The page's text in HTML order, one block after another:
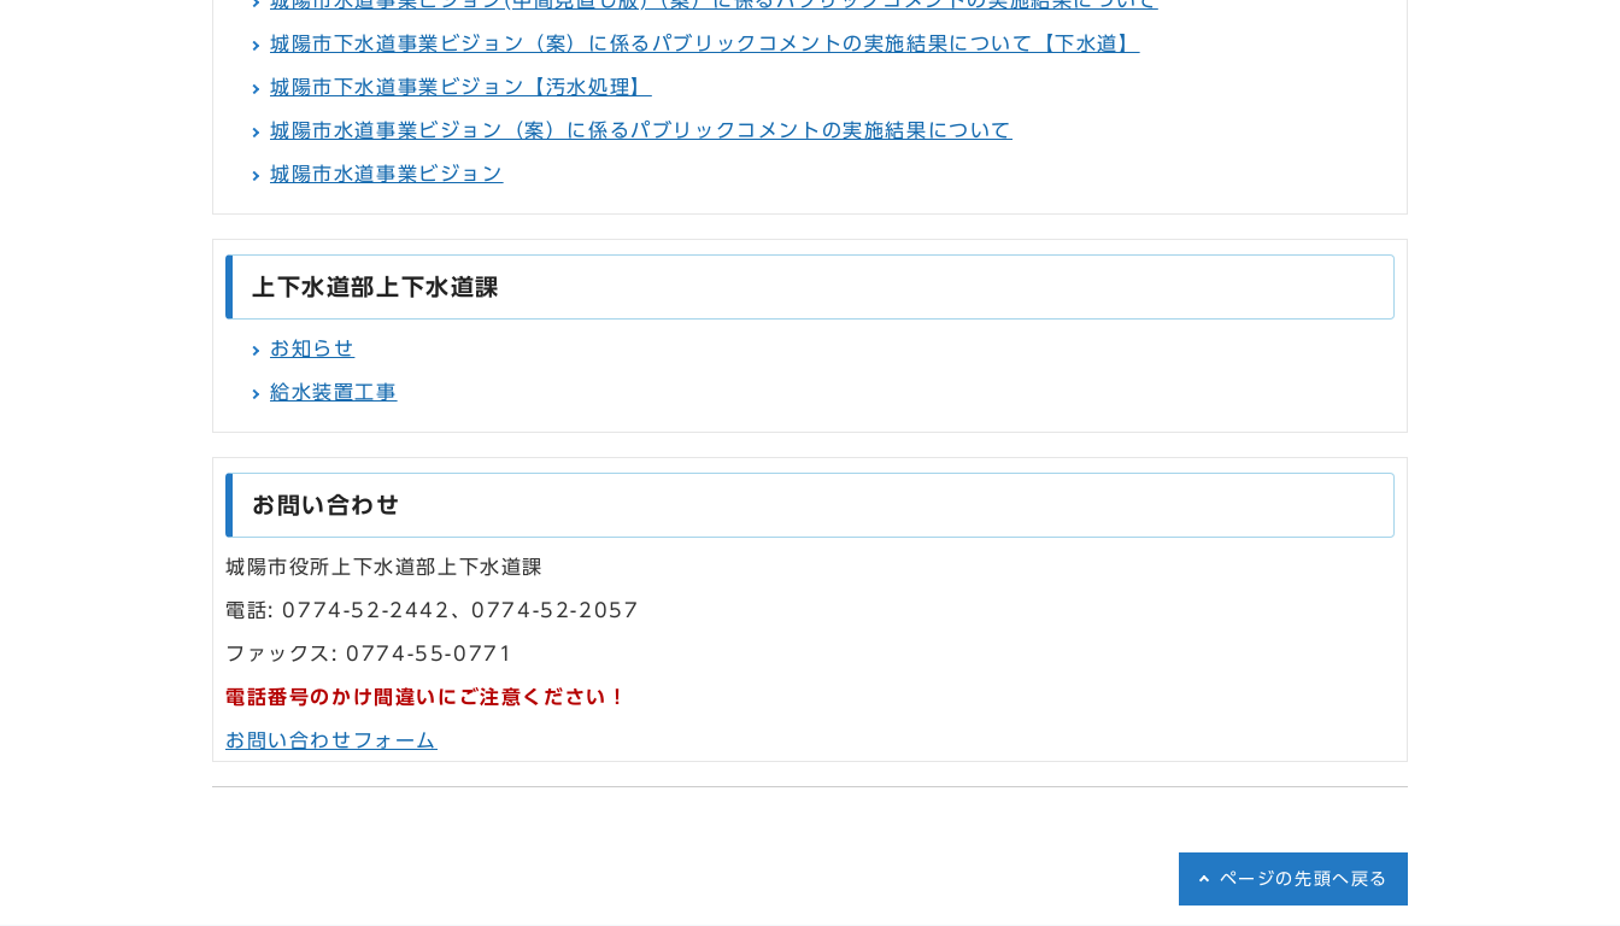
城陽市下水道事業ビジョン（案）に係るパブリックコメントの実施結果について【下水道】
城陽市下水道事業ビジョン【汚水処理】
城陽市水道事業ビジョン（案）に係るパブリックコメントの実施結果について
城陽市水道事業ビジョン
上下水道部上下水道課
お知らせ
給水装置工事
お問い合わせ
城陽市役所上下水道部上下水道課
電話: 0774-52-2442、0774-52-2057
ファックス: 0774-55-0771
電話番号のかけ間違いにご注意ください！
お問い合わせフォーム
ページの先頭へ戻る